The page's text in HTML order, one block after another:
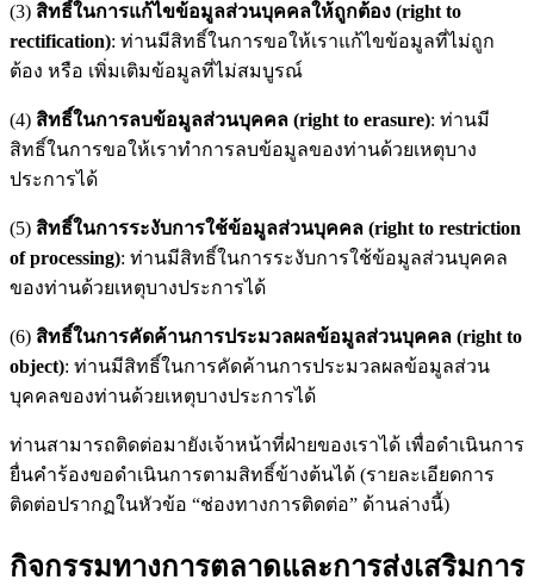
(3) สิทธิ์ในการแก้ไขข้อมูลส่วนบุคคลให้ถูกต้อง (right to
rectification): ท่านมีสิทธิ์ในการขอให้เราแก้ไขข้อมูลที่ไม่ถูก
ต้อง หรือ เพิ่มเติมข้อมูลที่ไม่สมบูรณ์
(4) สิทธิ์ในการลบข้อมูลส่วนบุคคล (right to erasure): ท่านมี
สิทธิ์ในการขอให้เราทำการลบข้อมูลของท่านด้วยเหตุบาง
ประการได้
(5) สิทธิ์ในการระงับการใช้ข้อมูลส่วนบุคคล (right to restriction
of processing): ท่านมีสิทธิ์ในการระงับการใช้ข้อมูลส่วนบุคคล
ของท่านด้วยเหตุบางประการได้
(6) สิทธิ์ในการคัดค้านการประมวลผลข้อมูลส่วนบุคคล (right to
object): ท่านมีสิทธิ์ในการคัดค้านการประมวลผลข้อมูลส่วน
บุคคลของท่านด้วยเหตุบางประการได้
ท่านสามารถติดต่อมายังเจ้าหน้าที่ฝ่ายของเราได้ เพื่อดำเนินการ
ยื่นคำร้องขอดำเนินการตามสิทธิ์ข้างต้นได้ (รายละเอียดการ
ติดต่อปรากฏในหัวข้อ “ช่องทางการติดต่อ” ด้านล่างนี้)
กิจกรรมทางการตลาดและการส่งเสริมการ